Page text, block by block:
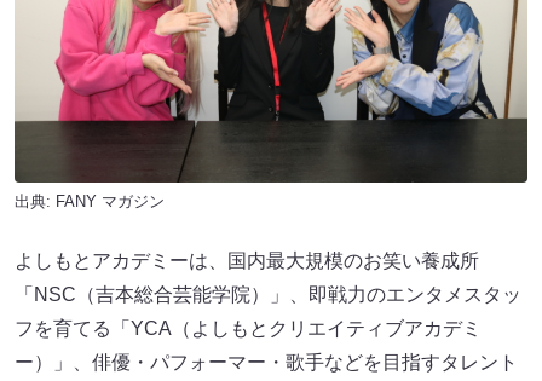
出典: FANY マガジン
よしもとアカデミーは、国内最大規模のお笑い養成所
「NSC（吉本総合芸能学院）」、即戦力のエンタメスタッ
フを育てる「YCA（よしもとクリエイティブアカデミ
ー）」、俳優・パフォーマー・歌手などを目指すタレント